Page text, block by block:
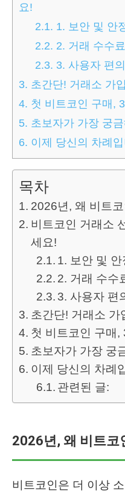
요!
2.1. 1. 보안 및 안
2.2. 2. 거래 수수료
2.3. 3. 사용자 편
3. 초간단! 거래소 가
4. 첫 비트코인 구매,
5. 초보자가 가장 궁
6. 이제 당신의 차례
목차
2026년, 왜 비트
비트코인 거래소
세요!
1. 보안 및 안
2. 거래 수수
3. 사용자 편
초간단! 거래소 가
첫 비트코인 구매,
초보자가 가장 궁
이제 당신의 차례
관련된 글:
2026년, 왜 비트코
비트코인은 더 이상